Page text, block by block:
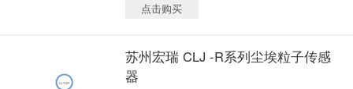
器都是空气中粒子浓度测量便携工具。
点击购买
苏州宏瑞 CLJ -R系列尘埃粒子传感
器